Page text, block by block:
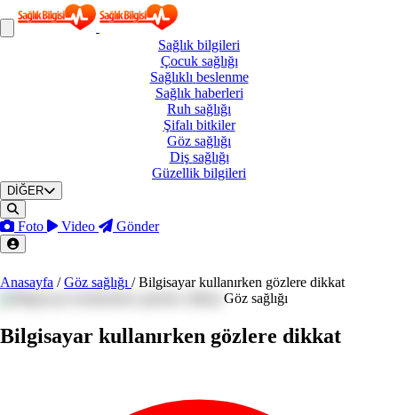
Sağlık bilgileri
Çocuk sağlığı
Sağlıklı beslenme
Sağlık haberleri
Ruh sağlığı
Şifalı bitkiler
Göz sağlığı
Diş sağlığı
Güzellik bilgileri
DİĞER
Foto Video Gönder
Anasayfa / Göz sağlığı / Bilgisayar kullanırken gözlere dikkat
Göz sağlığı
Bilgisayar kullanırken gözlere dikkat